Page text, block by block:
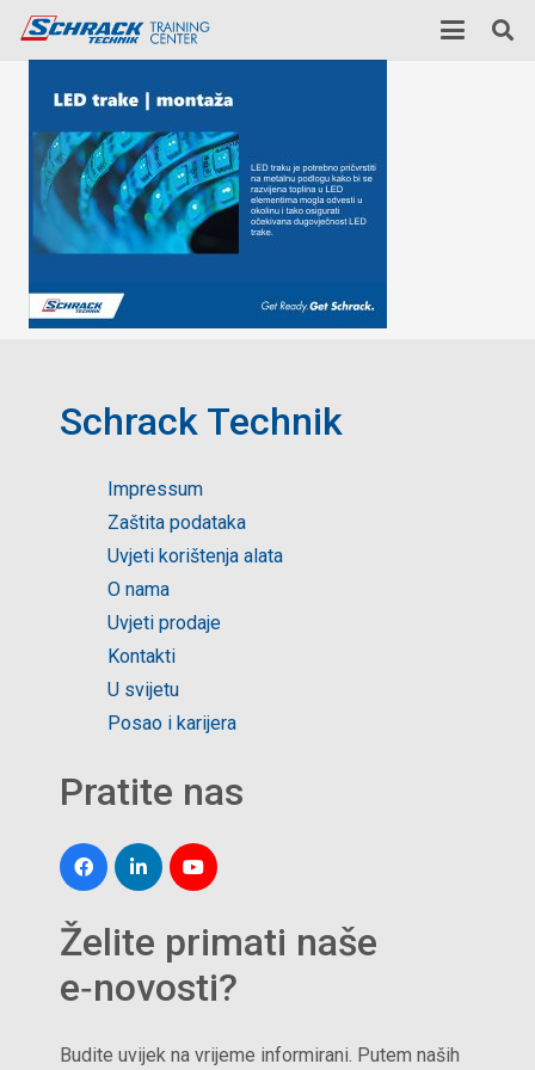
Schrack Technik
Impressum
Zaštita podataka
Uvjeti korištenja alata
O nama
Uvjeti prodaje
Kontakti
U svijetu
Posao i karijera
Pratite nas
Želite primati naše
e‑novosti?
Budite uvijek na vrijeme informirani. Putem naših